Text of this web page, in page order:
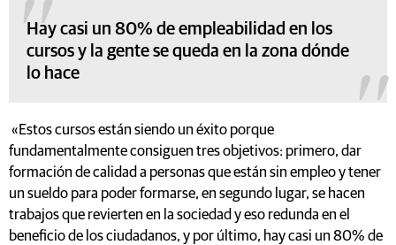
Hay casi un 80% de empleabilidad en los
cursos y la gente se queda en la zona dónde
lo hace
«Estos cursos están siendo un éxito porque
fundamentalmente consiguen tres objetivos: primero, dar
formación de calidad a personas que están sin empleo y tener
un sueldo para poder formarse, en segundo lugar, se hacen
trabajos que revierten en la sociedad y eso redunda en el
beneficio de los ciudadanos, y por último, hay casi un 80% de